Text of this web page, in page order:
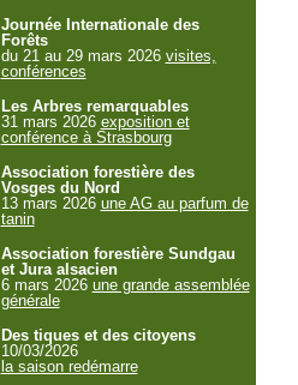
Journée Internationale des
Forêts
du 21 au 29 mars 2026 visites,
conférences
Les Arbres remarquables
31 mars 2026 exposition et
conférence à Strasbourg
Association forestière des
Vosges du Nord
13 mars 2026 une AG au parfum de
tanin
Association forestière Sundgau
et Jura alsacien
6 mars 2026 une grande assemblée
générale
Des tiques et des citoyens
10/03/2026
la saison redémarre